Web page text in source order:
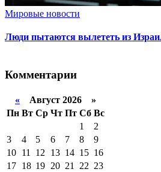
Мировые новости
Люди пытаются вылететь из
Комментарии
« Август 2026 »
Пн Вт Ср Чт Пт Сб Вс
1
2
3
4 5 6 7 8
9
10 11 12 13 14 15 16
17 18 19 20 21 22 23